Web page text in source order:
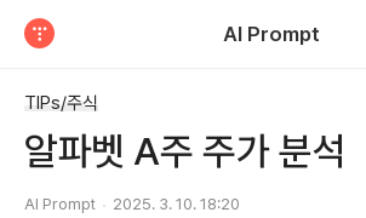
AI Prompt
TIPs/주식
알파벳 A주 주가 분석
AI Prompt 2025. 3. 10. 18:20